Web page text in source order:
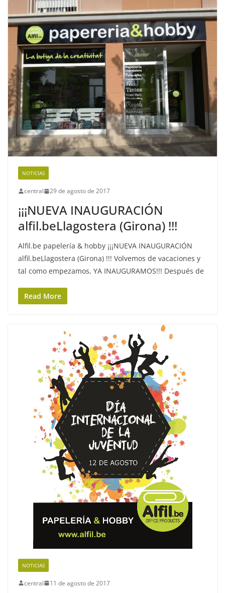
NOTICIAS
central 29 de agosto de 2017
¡¡¡NUEVA INAUGURACIÓN
alfil.beLlagostera (Girona) !!!
Alfil.be papelería & hobby ¡¡¡NUEVA INAUGURACIÓN
alfil.beLlagostera (Girona) !!! Volvemos de vacaciones y
tal como empezamos, YA INAUGURAMOS!!! Después de
Read More
NOTICIAS
central 11 de agosto de 2017